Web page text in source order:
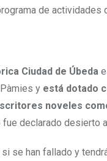
de actividades
Ciudad de Úbeda
y está dotado
noveles
declarado desierto
se han fallado y